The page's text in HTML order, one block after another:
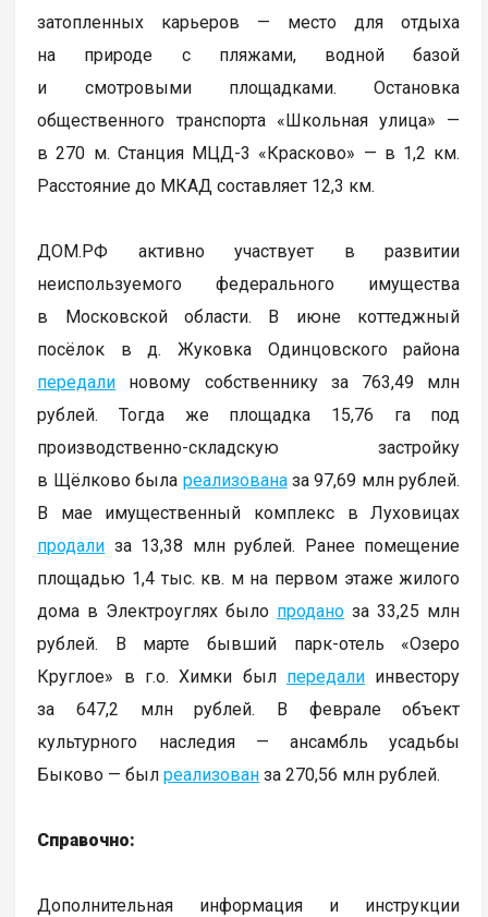
затопленных карьеров — место для отдыха
на природе с пляжами, водной базой
и смотровыми площадками. Остановка
общественного транспорта «Школьная улица» —
в 270 м. Станция МЦД-3 «Красково» — в 1,2 км.
Расстояние до МКАД составляет 12,3 км.
ДОМ.РФ активно участвует в развитии
неиспользуемого федерального имущества
в Московской области. В июне коттеджный
посёлок в д. Жуковка Одинцовского района
передали новому собственнику за 763,49 млн
рублей. Тогда же площадка 15,76 га под
производственно-складскую застройку
в Щёлково была реализованаза 97,69 млн рублей.
В мае имущественный комплекс в Луховицах
продали за 13,38 млн рублей. Ранее помещение
площадью 1,4 тыс. кв. м на первом этаже жилого
дома в Электроуглях было продано за 33,25 млн
рублей. В марте бывший парк-отель «Озеро
Круглое» в г.о. Химки был передалиинвестору
за 647,2 млн рублей. В феврале объект
культурного наследия — ансамбль усадьбы
Быково — былреализован за 270,56 млн рублей.
Справочно:
Дополнительная информация и инструкции